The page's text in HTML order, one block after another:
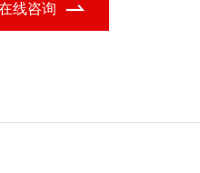
线咨询